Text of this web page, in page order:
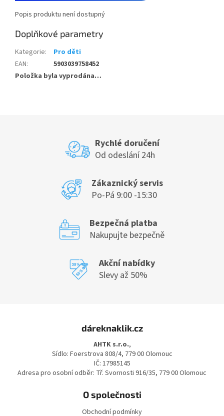
Popis produktu není dostupný
Doplňkové parametry
Kategorie:
Pro děti
EAN:
5903039758452
Položka byla vyprodána…
Rychlé doručení
Od odeslání 24h
Zákaznický servis
Po-Pá 9:00 -15:30
Bezpečná platba
Nakupujte bezpečně
Akční nabídky
Slevy až 50%
dáreknaklik.cz
AHTK s.r.o.,
Sídlo: Foerstrova 808/4, 779 00 Olomouc
IČ: 17985145
Adresa pro osobní odběr: Tř. Svornosti 916/35, 779 00 Olomouc
O společnosti
Obchodní podmínky